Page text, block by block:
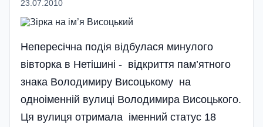
23.07.2010
Непересічна подія відбулася минулого
вівторка в Нетішині - відкриття пам’ятного
знака Володимиру Висоцькому на
одноіменній вулиці Володимира Висоцького.
Ця вулиця отримала іменний статус 18